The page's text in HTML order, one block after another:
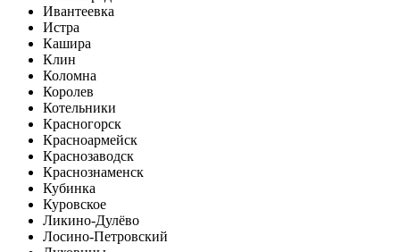
Ивантеевка
Истра
Кашира
Клин
Коломна
Королев
Котельники
Красногорск
Красноармейск
Краснозаводск
Краснознаменск
Кубинка
Куровское
Ликино-Дулёво
Лосино-Петровский